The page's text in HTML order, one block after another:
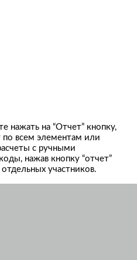
нажать на “Отчет” кнопку,
всем элементам или
с ручными
нажав кнопку “отчет”
участников.